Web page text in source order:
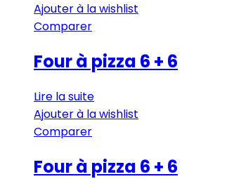
Ajouter à la wishlist
Comparer
Four à pizza 6 + 6
Lire la suite
Ajouter à la wishlist
Comparer
Four à pizza 6 + 6